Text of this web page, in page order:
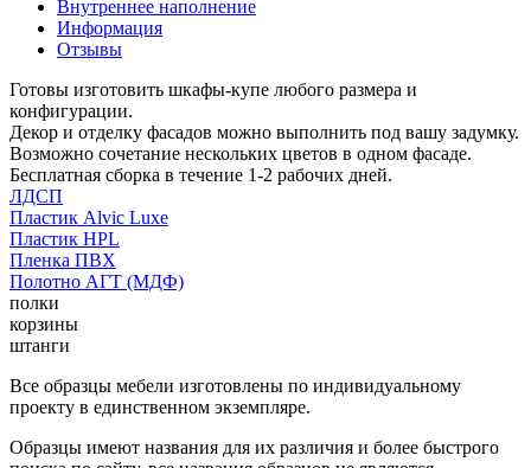
Внутреннее наполнение
Информация
Отзывы
Готовы изготовить шкафы-купе любого размера и
конфигурации.
Декор и отделку фасадов можно выполнить под вашу задумку.
Возможно сочетание нескольких цветов в одном фасаде.
Бесплатная сборка в течение 1-2 рабочих дней.
ЛДСП
Пластик Alvic Luxe
Пластик HPL
Пленка ПВХ
Полотно АГТ (МДФ)
полки
корзины
штанги
Все образцы мебели изготовлены по индивидуальному
проекту в единственном экземпляре.
Образцы имеют названия для их различия и более быстрого